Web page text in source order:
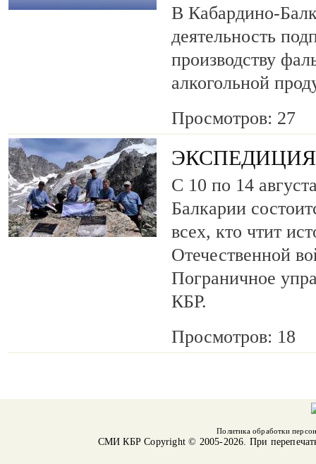
В Кабардино-
деятельность
производству
алкогольной
Просмотров: 27
С 10 по 14
Балкарии
всех, кто чтит
Отечественной
Пограничное
КБР.
Просмотров: 18
Политика обработки
СМИ КБРCopyright © 2005-2026. При